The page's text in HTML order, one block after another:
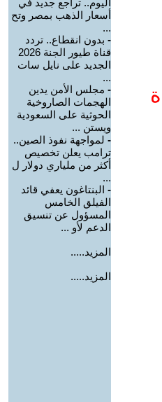
اليوم.. تراجع جديد في
أسعار الذهب بمصر وتح
...
- بدون انقطاع.. تردد
قناة طيور الجنة 2026
الجديد على نايل سات
...
- مجلس الأمن يدين
الهجمات الصاروخية
الحوثية على السعودية
ويستن ...
- لمواجهة نفوذ الصين..
ترامب يعلن تخصيص
أكثر من ملياري دولار ل
...
- البنتاغون يعفي قائد
الفيلق الخامس
المسؤول عن تنسيق
الدعم لأو ...
المزيد.....
المزيد.....